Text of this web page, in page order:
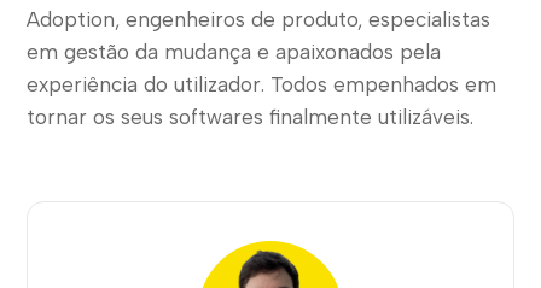
Adoption, engenheiros de produto, especialistas
em gestão da mudança e apaixonados pela
experiência do utilizador. Todos empenhados em
tornar os seus softwares finalmente utilizáveis.